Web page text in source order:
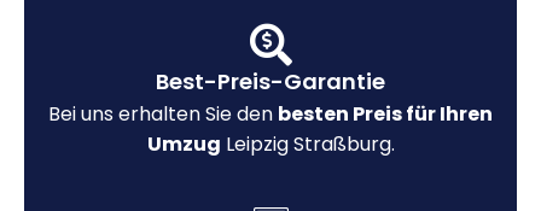
Best-Preis-Garantie
Bei uns erhalten Sie den besten Preis für Ihren
Umzug Leipzig Straßburg.